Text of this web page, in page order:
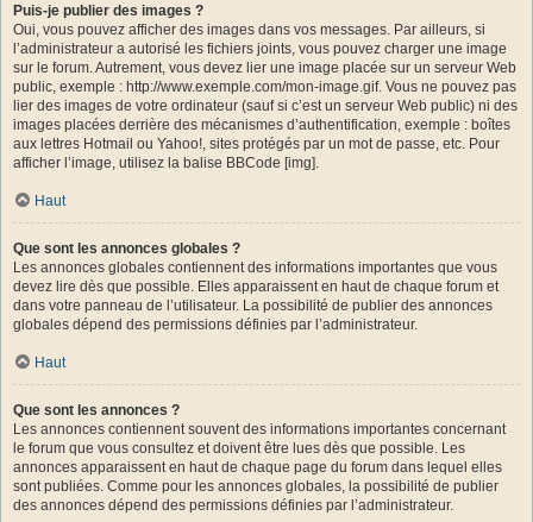
Puis-je publier des images ?
Oui, vous pouvez afficher des images dans vos messages. Par ailleurs, si
l’administrateur a autorisé les fichiers joints, vous pouvez charger une image
sur le forum. Autrement, vous devez lier une image placée sur un serveur Web
public, exemple : http://www.exemple.com/mon-image.gif. Vous ne pouvez pas
lier des images de votre ordinateur (sauf si c’est un serveur Web public) ni des
images placées derrière des mécanismes d’authentification, exemple : boîtes
aux lettres Hotmail ou Yahoo!, sites protégés par un mot de passe, etc. Pour
afficher l’image, utilisez la balise BBCode [img].
Haut
Que sont les annonces globales ?
Les annonces globales contiennent des informations importantes que vous
devez lire dès que possible. Elles apparaissent en haut de chaque forum et
dans votre panneau de l’utilisateur. La possibilité de publier des annonces
globales dépend des permissions définies par l’administrateur.
Haut
Que sont les annonces ?
Les annonces contiennent souvent des informations importantes concernant
le forum que vous consultez et doivent être lues dès que possible. Les
annonces apparaissent en haut de chaque page du forum dans lequel elles
sont publiées. Comme pour les annonces globales, la possibilité de publier
des annonces dépend des permissions définies par l’administrateur.